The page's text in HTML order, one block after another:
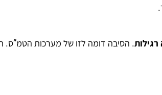
. הסיבה דומה לזו של מערכות הטמ”ס. הם פשוט נעלמים לאחר 3